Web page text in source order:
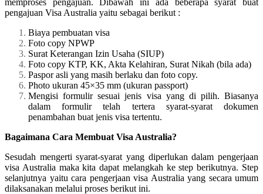
pengajuan Visa Australia yaitu sebagai berikut :
Biaya pembuatan visa
Foto copy NPWP
Surat Keterangan Izin Usaha (SIUP)
Foto copy KTP, KK, Akta Kelahiran, Surat Nikah (bila ada)
Paspor asli yang masih berlaku dan foto copy.
Photo ukuran 45×35 mm (ukuran passport)
Mengisi formulir sesuai jenis visa yang di pilih. Biasanya
dalam formulir telah tertera syarat-syarat dokumen
penambahan buat jenis visa tertentu.
Bagaimana Cara Membuat Visa Australia?
Sesudah mengerti syarat-syarat yang diperlukan dalam pengerjaan
visa Australia maka kita dapat melangkah ke step berikutnya. Step
selanjutnya yaitu cara pengerjaan visa Australia yang secara umum
dilaksanakan melalui proses berikut ini.